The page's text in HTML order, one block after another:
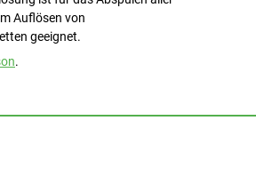
Auflösen von
geeignet.
.